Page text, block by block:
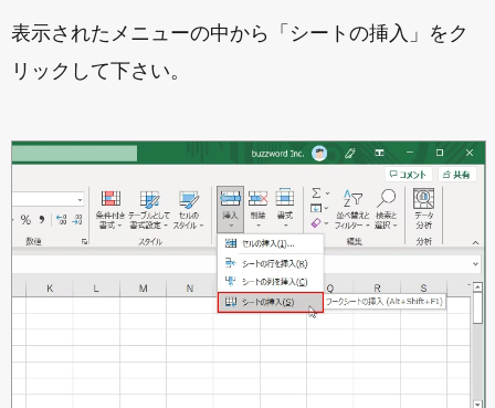
表示されたメニューの中から「シートの挿入」をク
リックして下さい。